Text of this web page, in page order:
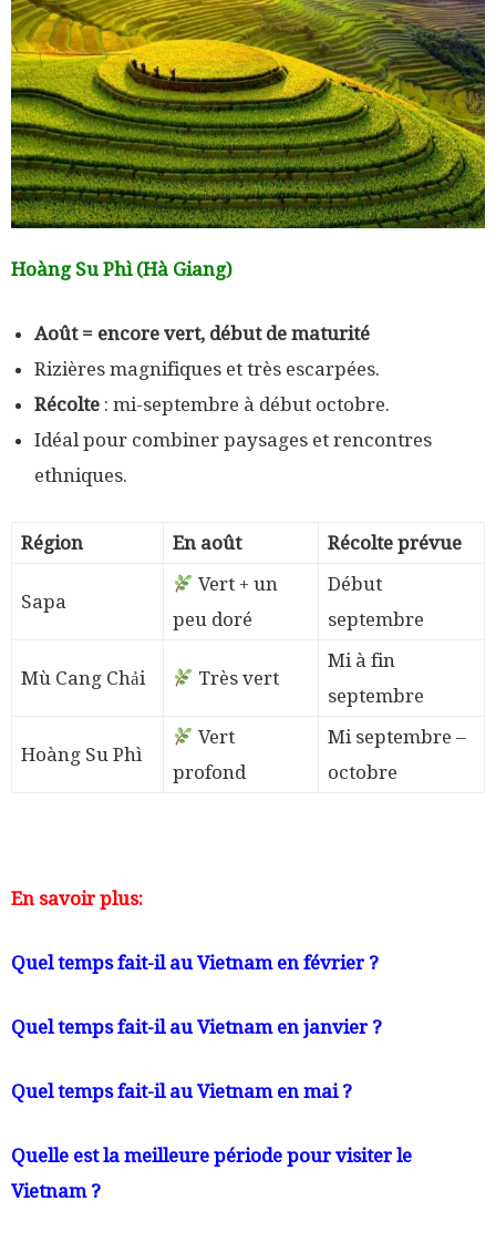
Hoàng Su Phì (Hà Giang)
Août = encore vert, début de maturité
Rizières magnifiques et très escarpées.
Récolte : mi-septembre à début octobre.
Idéal pour combiner paysages et rencontres
ethniques.
Région En août Récolte prévue
Sapa
Vert + un
peu doré
Début
septembre
Mù Cang Chải Très vert
Mi à fin
septembre
Hoàng Su Phì
Vert
profond
Mi septembre –
octobre
En savoir plus:
Quel temps fait-il au Vietnam en février?
Quel temps fait-il au Vietnam en janvier?
Quel temps fait-il au Vietnam en mai?
Quelle est la meilleure période pour visiter le
Vietnam?